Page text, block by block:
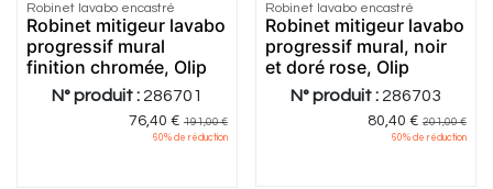
Robinet lavabo encastré
Robinet mitigeur lavabo
progressif mural
finition chromée, Olip
N° produit : 286701
76,40 € 191,00€
60% de réduction
Robinet lavabo encastré
Robinet mitigeur lavabo
progressif mural, noir
et doré rose, Olip
N° produit : 286703
80,40 € 201,00€
60% de réduction